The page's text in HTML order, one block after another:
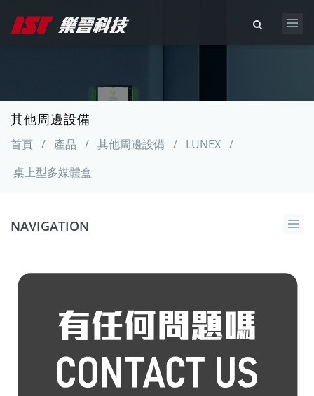
其他周邊設備
首頁 / 產品 / 其他周邊設備 / LUNEX /
桌上型多媒體盒
NAVIGATION